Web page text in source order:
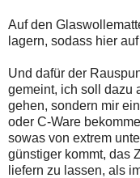
Auf den
lagern, sodass hier
Und dafür der
gemeint, ich soll dazu
gehen, sondern mir
oder C-Ware
sowas von extrem
günstiger kommt, das
liefern zu lassen, als